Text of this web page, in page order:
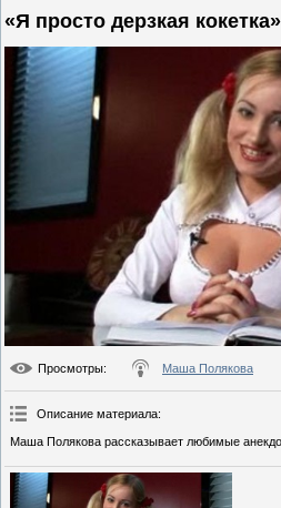
«Я просто дерзкая кокетка»
Просмотры: Маша Полякова
Описание материала:
Маша Полякова рассказывает любимые